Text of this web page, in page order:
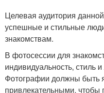
Целевая аудитория
успешные и стильные
знакомствам.
В фотосессии для
индивидуальность, стиль
Фотографии должны быть
привлекательными, чтобы